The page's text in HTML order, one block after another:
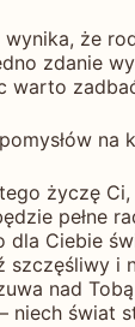
że
zdanie
warto
życzę
pełne
dla Ciebie
szczęśliwy i
nad
niech